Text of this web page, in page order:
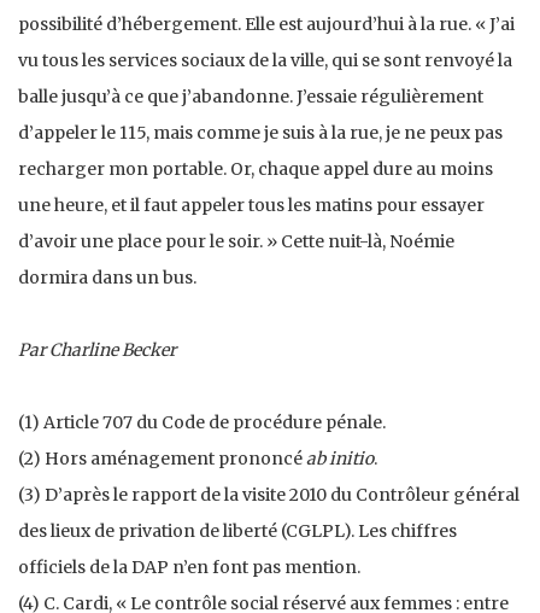
possibilité d’hébergement. Elle est aujourd’hui à la rue. « J’ai
vu tous les services sociaux de la ville, qui se sont renvoyé la
balle jusqu’à ce que j’abandonne. J’essaie régulièrement
d’appeler le 115, mais comme je suis à la rue, je ne peux pas
recharger mon portable. Or, chaque appel dure au moins
une heure, et il faut appeler tous les matins pour essayer
d’avoir une place pour le soir. » Cette nuit-là, Noémie
dormira dans un bus.
Par Charline Becker
(1) Article 707 du Code de procédure pénale.
(2) Hors aménagement prononcéab initio.
(3) D’après le rapport de la visite 2010 du Contrôleur général
des lieux de privation de liberté (CGLPL). Les chiffres
officiels de la DAP n’en font pas mention.
(4) C. Cardi, « Le contrôle social réservé aux femmes : entre